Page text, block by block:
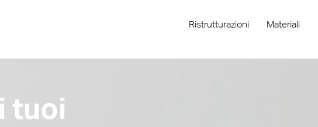
Ristrutturazioni Materiali
i tuoi